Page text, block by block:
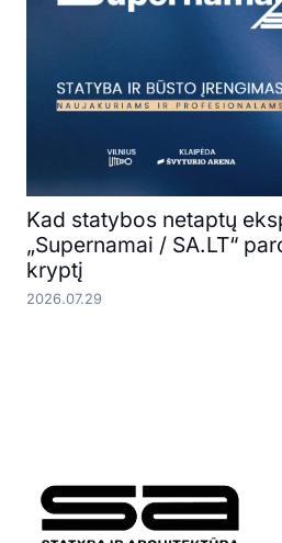
Kad statybos netaptų
„Supernamai / SA.LT“
kryptį
2026.07.29